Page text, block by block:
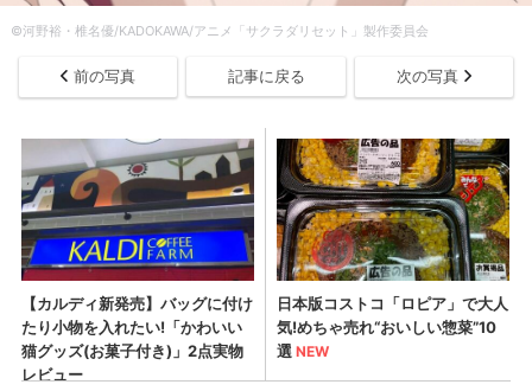
©河野裕・椎名優/KADOKAWA/アニメ「サクラダリセット」製作委員会
前の写真 記事に戻る 次の写真